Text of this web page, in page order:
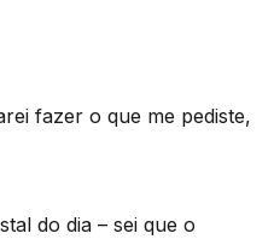
fazer o que me pediste,
do dia – sei que o